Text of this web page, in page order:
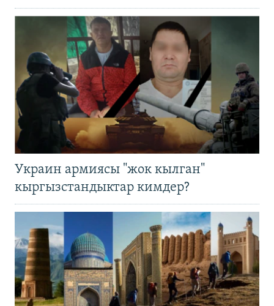
Украин армиясы "жок кылган"
кыргызстандыктар кимдер?